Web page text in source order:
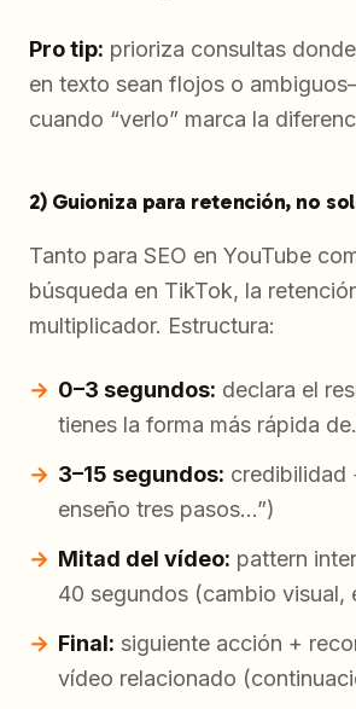
Pro tip: prioriza consultas
en texto sean flojos o
cuando “verlo” marca la
2) Guioniza para retención, no
Tanto para SEO en YouTube
búsqueda en TikTok, la
multiplicador. Estructura:
0–3 segundos: declara el
tienes la forma más rápida
3–15 segundos: credibilidad
enseño tres pasos…”)
Mitad del vídeo: pattern
40 segundos (cambio visual,
Final: siguiente acción +
vídeo relacionado